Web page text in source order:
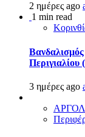
2 ημέρες ago
1 min read
Περιγιαλίου
3 ημέρες ago